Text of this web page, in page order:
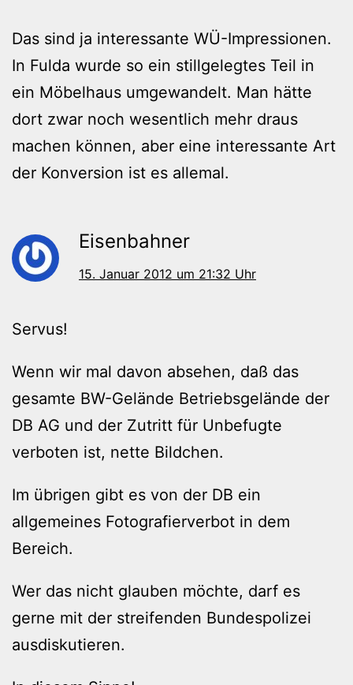
Das sind ja interessante WÜ-Impressionen.
In Fulda wurde so ein stillgelegtes Teil in
ein Möbelhaus umgewandelt. Man hätte
dort zwar noch wesentlich mehr draus
machen können, aber eine interessante Art
der Konversion ist es allemal.
Eisenbahner
15. Januar 2012 um 21:32 Uhr
Servus!
Wenn wir mal davon absehen, daß das
gesamte BW-Gelände Betriebsgelände der
DB AG und der Zutritt für Unbefugte
verboten ist, nette Bildchen.
Im übrigen gibt es von der DB ein
allgemeines Fotografierverbot in dem
Bereich.
Wer das nicht glauben möchte, darf es
gerne mit der streifenden Bundespolizei
ausdiskutieren.